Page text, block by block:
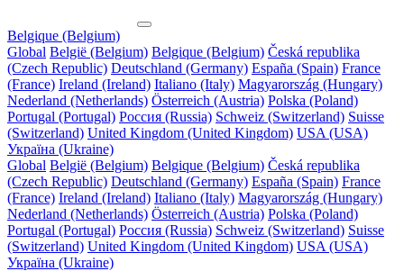
Belgique (Belgium)
Global België (Belgium) Belgique (Belgium) Česká republika
(Czech Republic) Deutschland (Germany) España (Spain) France
(France) Ireland (Ireland) Italiano (Italy) Magyarország (Hungary)
Nederland (Netherlands) Österreich (Austria) Polska (Poland)
Portugal (Portugal) Россия (Russia) Schweiz (Switzerland) Suisse
(Switzerland) United Kingdom (United Kingdom) USA (USA)
Україна (Ukraine)
Global België (Belgium) Belgique (Belgium) Česká republika
(Czech Republic) Deutschland (Germany) España (Spain) France
(France) Ireland (Ireland) Italiano (Italy) Magyarország (Hungary)
Nederland (Netherlands) Österreich (Austria) Polska (Poland)
Portugal (Portugal) Россия (Russia) Schweiz (Switzerland) Suisse
(Switzerland) United Kingdom (United Kingdom) USA (USA)
Україна (Ukraine)